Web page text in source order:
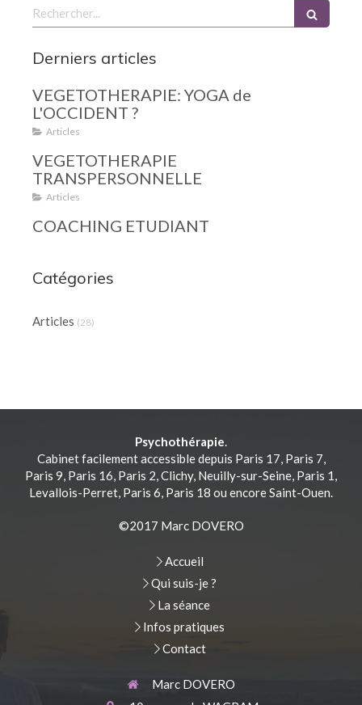
Rechercher
Derniers articles
VEGETOTHERAPIE: YOGA de
L'OCCIDENT ?
Articles
VEGETOTHERAPIE
TRANSPERSONNELLE
Articles
COACHING ETUDIANT
Catégories
Articles (28)
Psychothérapie.
Cabinet facilement accessible depuis Paris 17, Paris 7,
Paris 9, Paris 16, Paris 2, Clichy, Neuilly-sur-Seine, Paris 1,
Levallois-Perret, Paris 6, Paris 18 ou encore Saint-Ouen.
©2017 Marc DOVERO
Accueil
Qui suis-je ?
La séance
Infos pratiques
Contact
Marc DOVERO